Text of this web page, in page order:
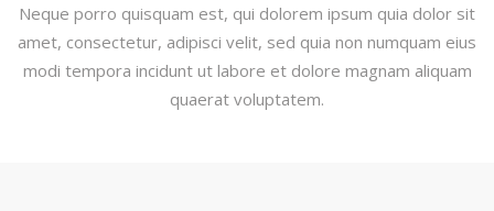
Neque porro quisquam est, qui dolorem ipsum quia dolor sit
amet, consectetur, adipisci velit, sed quia non numquam eius
modi tempora incidunt ut labore et dolore magnam aliquam
quaerat voluptatem.